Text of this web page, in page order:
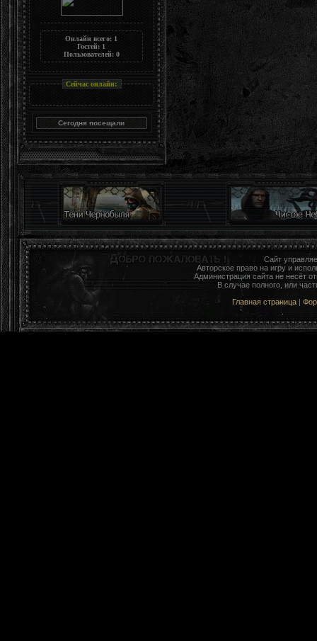
Онлайн всего: 1
Гостей: 1
Пользователей: 0
Сейчас онлайн:
Сайт
Авторское право на игру и
Администрация сайта не несёт
В случае полного, или
Главная страница |